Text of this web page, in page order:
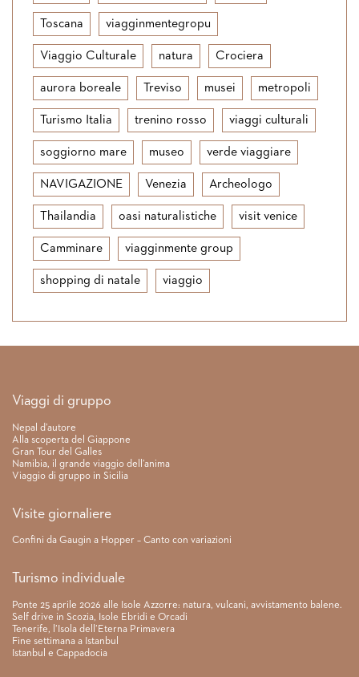
Toscana viagginmentegropu
Viaggio Culturale natura Crociera
aurora boreale Treviso musei metropoli
Turismo Italia trenino rosso viaggi culturali
soggiorno mare museo verde viaggiare
NAVIGAZIONE Venezia Archeologo
Thailandia oasi naturalistiche visit venice
Camminare viagginmente group
shopping di natale viaggio
Link rapidi
Viaggi di gruppo
Nepal d’autore
Alla scoperta del Giappone
Gran Tour del Galles
Namibia, il grande viaggio dell’anima
Viaggio di gruppo in Sicilia
Visite giornaliere
Confini da Gaugin a Hopper – Canto con variazioni
Turismo individuale
Ponte 25 aprile 2026 alle Isole Azzorre: natura, vulcani, avvistamento balene.
Self drive in Scozia, Isole Ebridi e Orcadi
Tenerife, l’Isola dell’Eterna Primavera
Fine settimana a Istanbul
Istanbul e Cappadocia